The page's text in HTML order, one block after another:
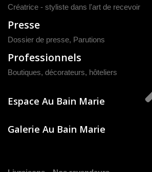
Créatrice - styliste dans l'art de recevoir
Presse
Dossier de presse, Parutions
Professionnels
Boutiques, décorateurs, hôteliers
Espace Au Bain Marie
Galerie Au Bain Marie